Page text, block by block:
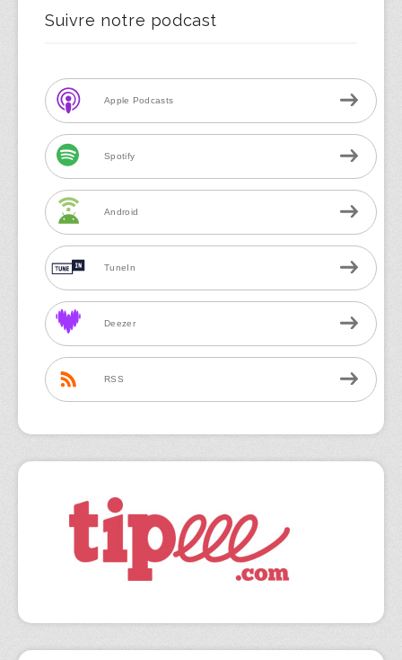
Suivre notre podcast
Apple Podcasts
Spotify
Android
TuneIn
Deezer
RSS